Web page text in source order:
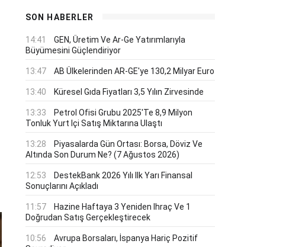
SON HABERLER
14:41
GEN, Üretim Ve Ar-Ge Yatırımlarıyla
Büyümesini Güçlendiriyor
13:47 AB Ülkelerinden AR-GE'ye 130,2 Milyar Euro
13:40 Küresel Gıda Fiyatları 3,5 Yılın Zirvesinde
13:33
Petrol Ofisi Grubu 2025'te 8,9 Milyon
Tonluk Yurt Içi Satış Miktarına Ulaştı
13:28
Piyasalarda Gün Ortası: Borsa, Döviz Ve
Altında Son Durum Ne? (7 Ağustos 2026)
12:53
DestekBank 2026 Yılı Ilk Yarı Finansal
Sonuçlarını Açıkladı
11:57
Hazine Haftaya 3 Yeniden Ihraç Ve 1
Doğrudan Satış Gerçekleştirecek
10:56
Avrupa Borsaları, İspanya Hariç Pozitif